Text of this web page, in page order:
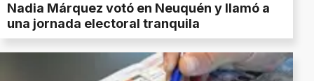
Nadia Márquez votó en Neuquén y llamó a
una jornada electoral tranquila